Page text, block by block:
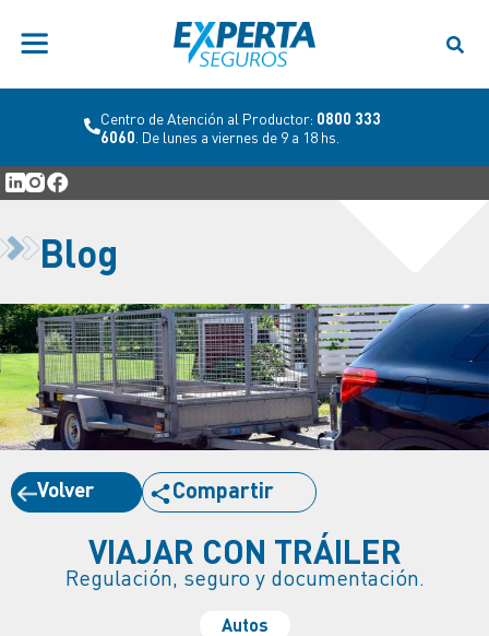
Centro de Atención al Productor: 0800 333
6060 . De lunes a viernes de 9 a 18 hs.
Blog
Volver Compartir
VIAJAR CON TRÁILER
Regulación, seguro y documentación.
Autos